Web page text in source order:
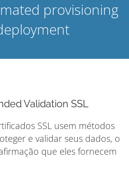
provisioning
Validation SSL
SSL usem métodos
e validar seus dados, o
que eles fornecem